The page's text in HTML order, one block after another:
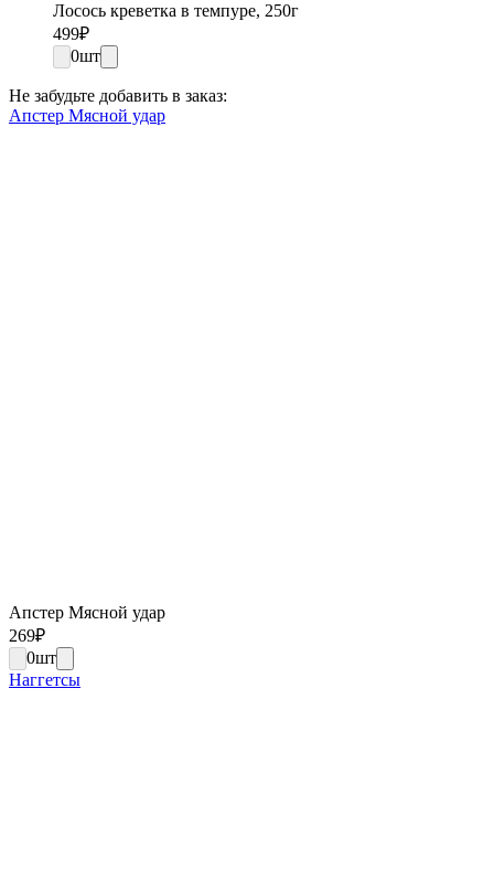
Лосось креветка в темпуре, 250г
499₽
0шт
Не забудьте добавить в заказ:
Апстер Мясной удар
Апстер Мясной удар
269₽
0шт
Наггетсы